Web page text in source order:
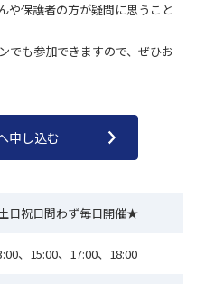
や保護者の方が疑問に思うこと
でも参加できますので、ぜひお
申し込む
日祝日問わず毎日開催★
、15:00、17:00、18:00